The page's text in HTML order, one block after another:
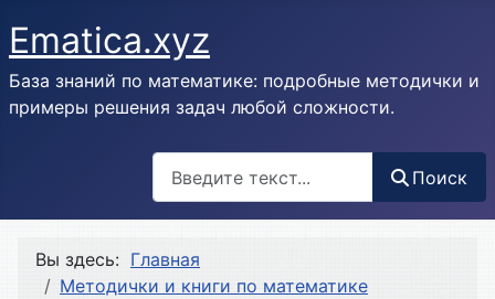
Ematica.xyz
База знаний по математике: подробные методички и
примеры решения задач любой сложности.
Поиск
Вы здесь: Главная
Методички и книги по математике